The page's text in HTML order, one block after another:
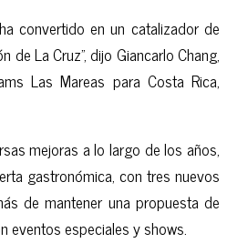
convertido en un catalizador de
La Cruz”, dijo Giancarlo Chang,
Las Mareas para Costa Rica,
mejoras a lo largo de los años,
gastronómica, con tres nuevos
de mantener una propuesta de
eventos especiales y shows.